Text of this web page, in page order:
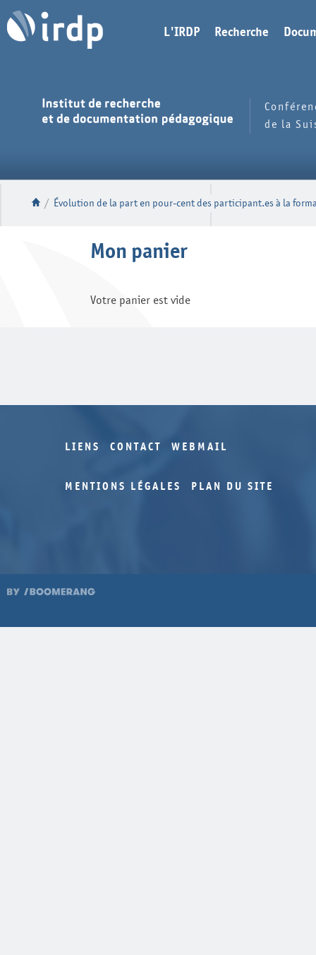
L'IRDP Recherche
de la
/ Évolution de la part en pour-cent des participant.es à la
Mon panier
Votre panier est vide
LIENS CONTACT WEBMAIL
MENTIONS LÉGALES PLAN DU SITE